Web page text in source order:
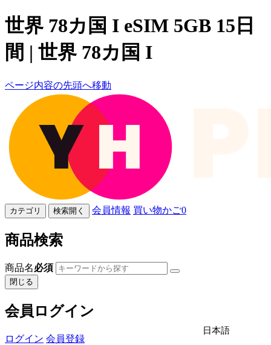
世界 78カ国 I eSIM 5GB 15日
間 | 世界 78カ国 I
ページ内容の先頭へ移動
カテゴリ 検索開く 会員情報 買い物かご0
商品検索
商品名必須
閉じる
会員ログイン
ログイン 会員登録
日本語